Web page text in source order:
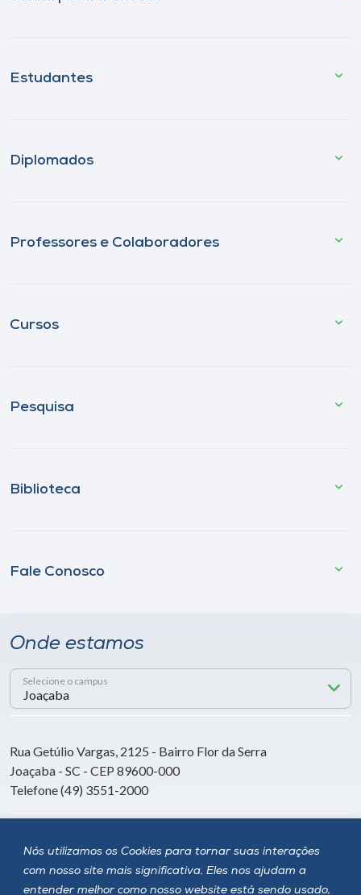
Nós utilizamos os Cookies para tornar suas interações
com nosso site mais significativa. Eles nos ajudam a
entender melhor como nosso website está sendo usado,
Estudantes
Diplomados
Professores e Colaboradores
Cursos
Pesquisa
Biblioteca
Fale Conosco
Onde estamos
Selecione o campus
Rua Getúlio Vargas, 2125 - Bairro Flor da Serra
Joaçaba - SC - CEP 89600-000
Telefone (49) 3551-2000
Siga a Unoesc